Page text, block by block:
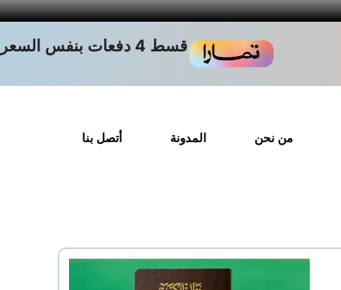
قسط 4 دفعات بنفس السعر
من نحن المدونة أتصل بنا